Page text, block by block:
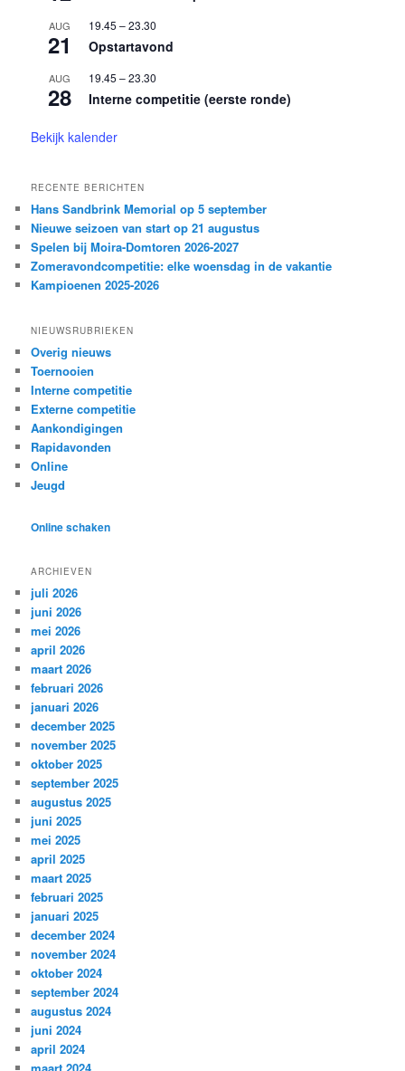
AUG
21
19.45 –23.30
Opstartavond
AUG
28
19.45 –23.30
Interne competitie (eerste ronde)
Bekijk kalender
RECENTE BERICHTEN
Hans Sandbrink Memorial op 5 september
Nieuwe seizoen van start op 21 augustus
Spelen bij Moira-Domtoren 2026-2027
Zomeravondcompetitie: elke woensdag in de vakantie
Kampioenen 2025-2026
NIEUWSRUBRIEKEN
Overig nieuws
Toernooien
Interne competitie
Externe competitie
Aankondigingen
Rapidavonden
Online
Jeugd
Online schaken
ARCHIEVEN
juli 2026
juni 2026
mei 2026
april 2026
maart 2026
februari 2026
januari 2026
december 2025
november 2025
oktober 2025
september 2025
augustus 2025
juni 2025
mei 2025
april 2025
maart 2025
februari 2025
januari 2025
december 2024
november 2024
oktober 2024
september 2024
augustus 2024
juni 2024
april 2024